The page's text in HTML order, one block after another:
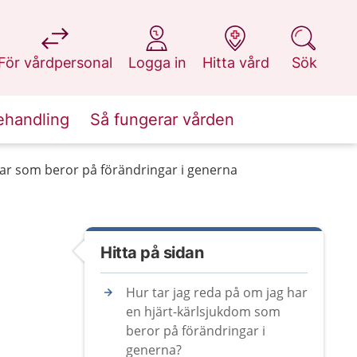
vårdpersonal
på 1177.se
Logga in
på 1177.se
Hitta vård
på 1177.se
Sök
på 1177.se
Så fungerar vården
som beror på förändringar i generna
Hitta på sidan
Hur tar jag reda på om jag har
en hjärt-kärlsjukdom som
beror på förändringar i
generna?